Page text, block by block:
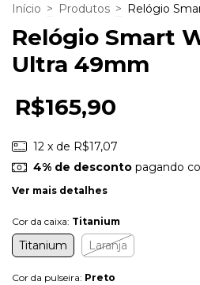
Início > Produtos > Relógio
Relógio Smart
Ultra 49mm
R$165,90
12 x de R$17,07
4% de descontopagando
Ver mais detalhes
Cor da caixa: Titanium
Titanium Laranja
Cor da pulseira: Preto